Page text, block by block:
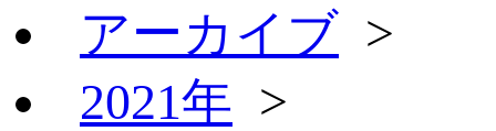
アーカイブ >
2021年 >